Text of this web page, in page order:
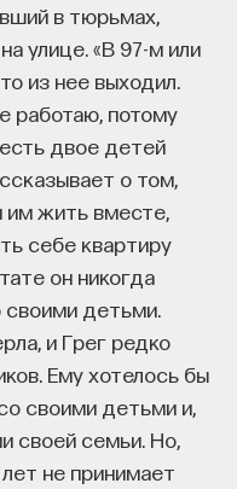
в тюрьмах,
улице. «В 97-м или
из нее выходил.
работаю, потому
есть двое детей
о том,
им жить вместе,
себе квартиру
он никогда
детьми.
и Грег редко
Ему хотелось бы
своими детьми и,
своей семьи. Но,
не принимает